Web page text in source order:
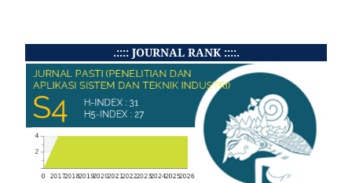
.:::: JOURNAL RANK ::::.